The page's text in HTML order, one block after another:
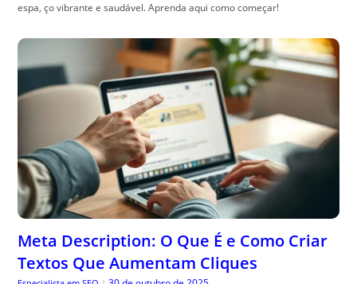
espa, ço vibrante e saudável. Aprenda aqui como começar!
Meta Description: O Que É e Como Criar
Textos Que Aumentam Cliques